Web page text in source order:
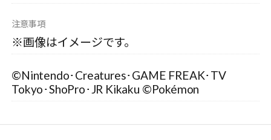
注意事項
※画像はイメージです。
©Nintendo･Creatures･GAME FREAK･TV
Tokyo･ShoPro･JR Kikaku ©Pokémon